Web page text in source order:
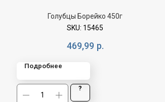
Голубцы Борейко 450г
SKU: 15465
469,99 р.
Подробнее
?